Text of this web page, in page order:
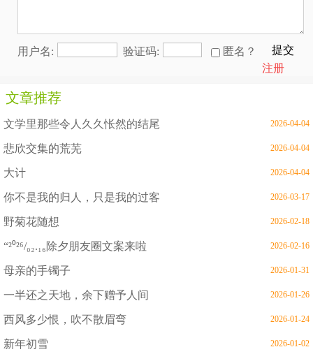
用户名: 验证码: 匿名？
提交
注册
文章推荐
文学里那些令人久久怅然的结尾 2026-04-04
悲欣交集的荒芜 2026-04-04
大计 2026-04-04
你不是我的归人，只是我的过客 2026-03-17
野菊花随想 2026-02-18
“²⁰²⁶/₀₂.₁₆除夕朋友圈文案来啦 2026-02-16
母亲的手镯子 2026-01-31
一半还之天地，余下赠予人间 2026-01-26
西风多少恨，吹不散眉弯 2026-01-24
新年初雪 2026-01-02